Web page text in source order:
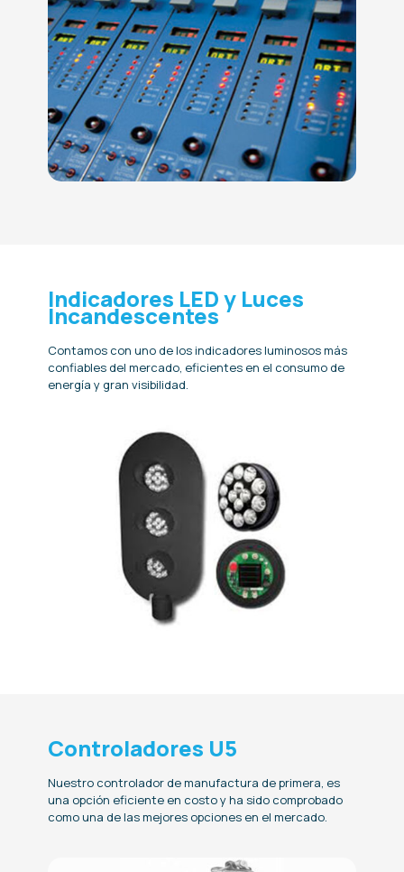
Indicadores LED y Luces
Incandescentes
Contamos con uno de los indicadores luminosos más
confiables del mercado, eficientes en el consumo de
energía y gran visibilidad.
Controladores U5
Nuestro controlador de manufactura de primera, es
una opción eficiente en costo y ha sido comprobado
como una de las mejores opciones en el mercado.